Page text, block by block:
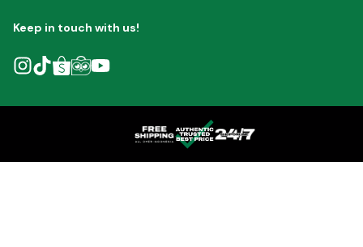
Keep in touch with us!